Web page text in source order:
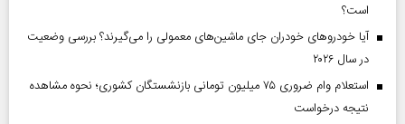
است؟
آیا خودروهای خودران جای ماشین‌های معمولی را می‌گیرند؟ بررسی وضعیت
در سال ۲۰۲۶
استعلام وام ضروری ۷۵ میلیون تومانی بازنشستگان کشوری؛ نحوه مشاهده
نتیجه درخواست